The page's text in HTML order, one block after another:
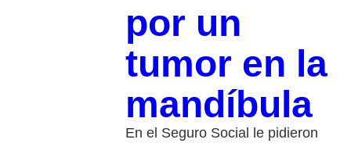
por un
tumor en la
mandíbula
En el Seguro Social le pidieron